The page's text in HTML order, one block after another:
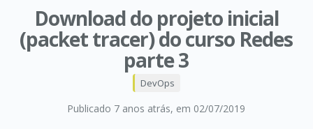
Download do projeto inicial
(packet tracer) do curso Redes
parte 3
Publicado 7 anos atrás, em 02/07/2019
DevOps